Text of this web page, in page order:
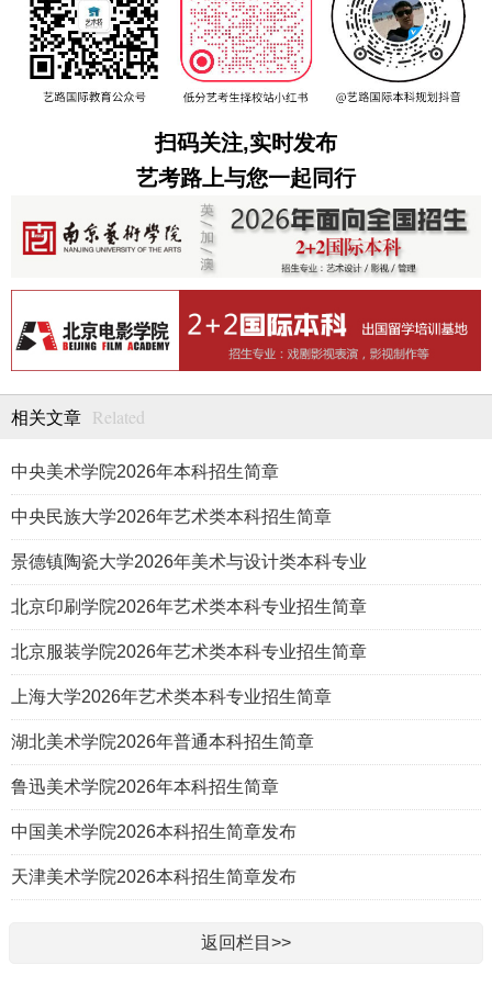
扫码关注,实时发布
艺考路上与您一起同行
相关文章 Related
中央美术学院2026年本科招生简章
中央民族大学2026年艺术类本科招生简章
景德镇陶瓷大学2026年美术与设计类本科专业
北京印刷学院2026年艺术类本科专业招生简章
北京服装学院2026年艺术类本科专业招生简章
上海大学2026年艺术类本科专业招生简章
湖北美术学院2026年普通本科招生简章
鲁迅美术学院2026年本科招生简章
中国美术学院2026本科招生简章发布
天津美术学院2026本科招生简章发布
返回栏目>>